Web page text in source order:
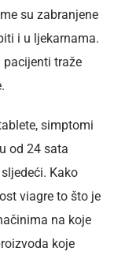
su zabranjene
i u ljekarnama.
pacijenti traže
simptomi
od 24 sata
Kako
viagre to što je
na koje
koje